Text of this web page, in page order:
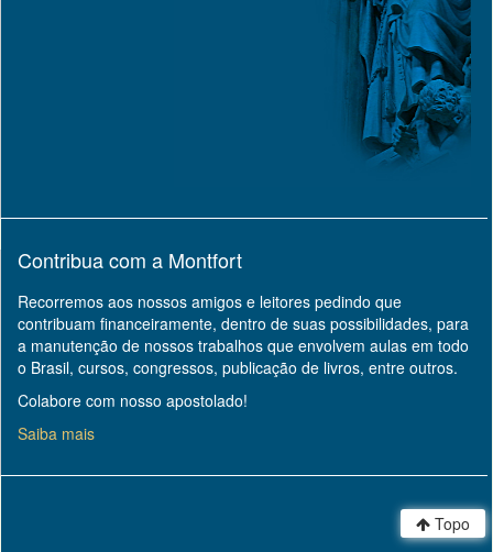
Topo
Contribua com a Montfort
Recorremos aos nossos amigos e leitores pedindo que
contribuam financeiramente, dentro de suas possibilidades, para
a manutenção de nossos trabalhos que envolvem aulas em todo
o Brasil, cursos, congressos, publicação de livros, entre outros.
Colabore com nosso apostolado!
Saiba mais